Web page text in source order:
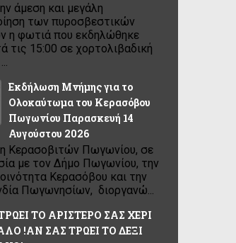
άμεση και μεγάλη
των πυροσβεστικών
η φωτιά που εκδηλώθηκε
τις 15:00 σε χορτολιβαδική
Εκδήλωση Μνήμης για το
Ολοκαύτωμα του Κερασόβου
Πωγωνίου Παρασκευή 14
Αυγούστου 2026
Κερασοβιτών Πωγωνίου, σε
με τον Δήμο Πωγωνίου, την
Κερασόβου και την
Πωγωνησίων, διοργανώ...
ΤΟ ΑΡΙΣΤΕΡΟ ΣΑΣ ΧΕΡΙ
!ΑΝ ΣΑΣ ΤΡΩΕΙ ΤΟ ΔΕΞΙ